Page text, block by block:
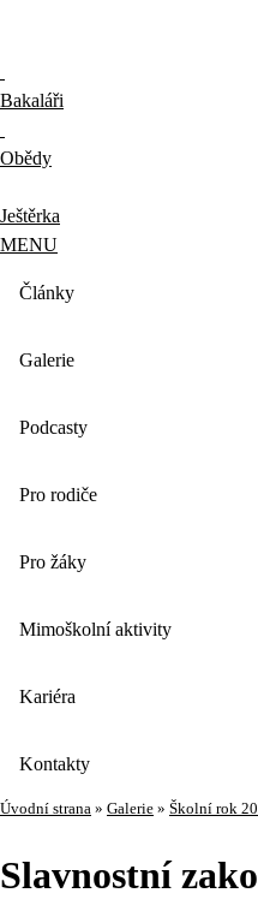
Bakaláři
Obědy
Ještěrka
MENU
Články
Galerie
Podcasty
Pro rodiče
Pro žáky
Mimoškolní aktivity
Kariéra
Kontakty
Úvodní strana » Galerie » Školní rok
Slavnostní